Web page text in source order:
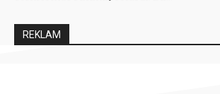
REKLAM